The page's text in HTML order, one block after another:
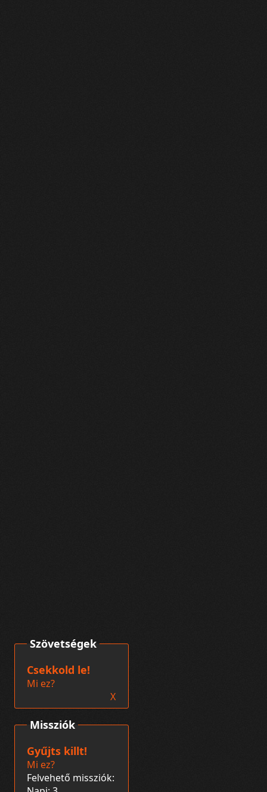
Missziók
Gyűjts killt!
Mi ez?
Felvehető missziók:
Szövetségek
Csekkold le!
Mi ez?
X